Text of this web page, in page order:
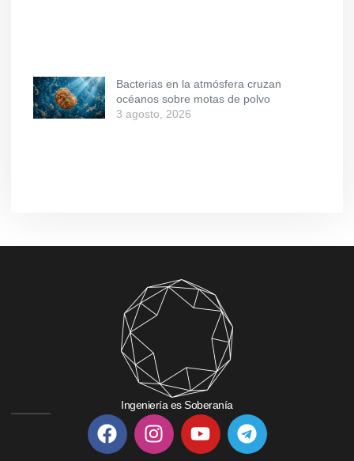
Bacterias en la atmósfera cruzan
océanos sobre motas de polvo
3 agosto, 2026
Ingeniería es Soberanía